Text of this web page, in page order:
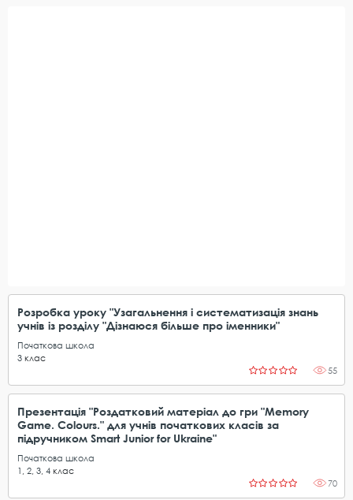
Розробка уроку "Узагальнення і систематизація знань
учнів із розділу "Дізнаюся більше про іменники"
Початкова школа
3 клас
55
Презентація "Роздатковий матеріал до гри "Memory
Game. Colours." для учнів початкових класів за
підручником Smart Junior for Ukraine"
Початкова школа
1
2 3 4 клас
70